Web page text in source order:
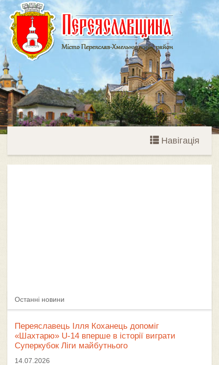
Навігація
Останні новини
Переяславець Ілля Коханець допоміг
«Шахтарю» U-14 вперше в історії виграти
Суперкубок Ліги майбутнього
14.07.2026